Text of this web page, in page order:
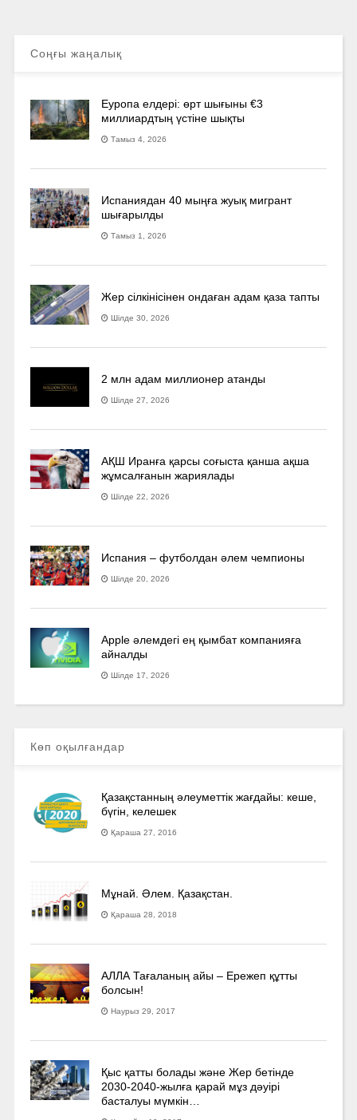
Соңғы жаңалық
Еуропа елдері: өрт шығыны €3
миллиардтың үстіне шықты
Тамыз 4, 2026
Испаниядан 40 мыңға жуық мигрант
шығарылды
Тамыз 1, 2026
Жер сілкінісінен ондаған адам қаза тапты
Шілде 30, 2026
2 млн адам миллионер атанды
Шілде 27, 2026
АҚШ Иранға қарсы соғыста қанша ақша
жұмсалғанын жариялады
Шілде 22, 2026
Испания – футболдан әлем чемпионы
Шілде 20, 2026
Apple әлемдегі ең қымбат компанияға
айналды
Шілде 17, 2026
Көп оқылғандар
Қазақстанның әлеуметтік жағдайы: кеше,
бүгін, келешек
Қараша 27, 2016
Мұнай. Әлем. Қазақстан.
Қараша 28, 2018
АЛЛА Тағаланың айы – Ережеп құтты
болсын!
Наурыз 29, 2017
Қыс қатты болады және Жер бетінде
2030-2040­-жылға қарай мұз дәуірі
басталуы мүмкін…